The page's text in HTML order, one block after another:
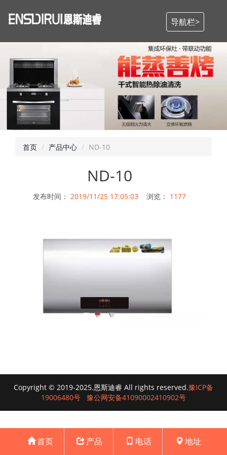
导航栏>
首页 产品中心 ND-10
ND-10
发布时间： 2019/11/25 17:05:03 浏览： 1177
Copyright © 2019-2025.恩斯迪睿 All rights reserved.豫ICP备
19006480号
豫公网安备41090002410902号
首页 产品 电话 地址